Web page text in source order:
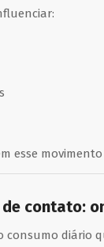
esse
de contato:
consumo diário